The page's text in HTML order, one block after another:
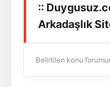
Giriş Yap
::
Arkadaşlık
Belirtilen konu